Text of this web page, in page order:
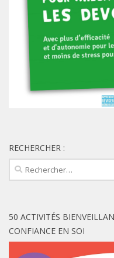
RECHERCHER :
Rechercher :
50 ACTIVITÉS
CONFIANCE EN SOI